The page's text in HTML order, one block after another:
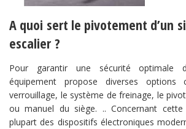
A quoi sert le pivotement d’un
escalier ?
Pour garantir une sécurité optimale
équipement propose diverses
verrouillage, le système de freinage, le
ou manuel du siège. .. Concernant
plupart des dispositifs électroniques